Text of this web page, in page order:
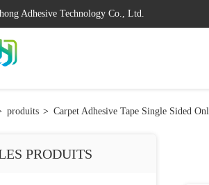
Adhesive Technology Co., Ltd.
produits > Carpet Adhesive Tape Single Sided
PRODUITS